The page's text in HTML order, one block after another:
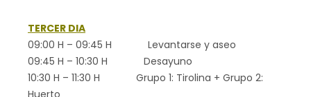
TERCER DIA
09:00 H – 09:45 H Levantarse y aseo
09:45 H – 10:30 H Desayuno
10:30 H – 11:30 H Grupo 1: Tirolina + Grupo 2:
Huerto